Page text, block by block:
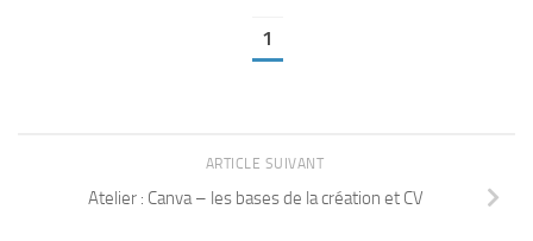
1
ARTICLE SUIVANT
Atelier : Canva – les bases de la création et CV